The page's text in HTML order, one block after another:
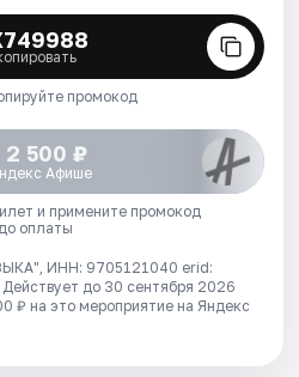
промокод
2 500 ₽
Афише
и примените промокод
до оплаты
ИНН: 9705121040 erid:
Действует до 30 сентября 2026
₽ на это мероприятие на Яндекс